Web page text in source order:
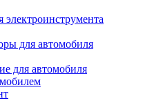
электроинструмента
для автомобиля
для автомобиля